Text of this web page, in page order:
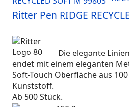
Ritter Pen RIDGE
Die elegante
endet mit einem eleganten
Soft-Touch Oberfläche aus 100
Kunststoff.
Ab 500 Stück.